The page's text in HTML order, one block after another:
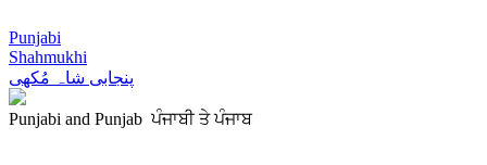
Punjabi
Shahmukhi
پنجابی شاہ مُکھی
Punjabi and Punjab ਪੰਜਾਬੀ ਤੇ ਪੰਜਾਬ